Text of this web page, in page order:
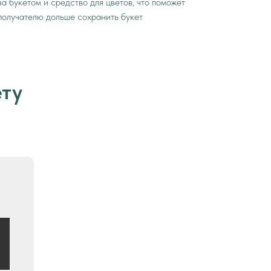
букетом и средство для цветов, что поможет
дольше сохранить букет